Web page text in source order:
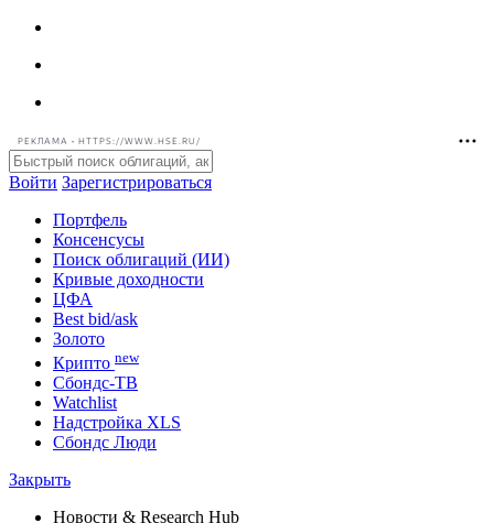
РЕКЛАМА • HTTPS://WWW.HSE.RU/
Войти Зарегистрироваться
Портфель
Консенсусы
Поиск облигаций (ИИ)
Кривые доходности
ЦФА
Best bid/ask
Золото
Крипто new
Watchlist
Сбондс Люди